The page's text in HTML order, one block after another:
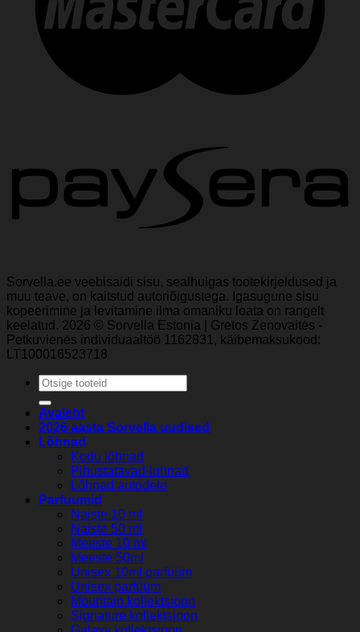
Sorvella.ee veebisaidi sisu, sealhulgas tootekirjeldused ja
muu teave, on kaitstud autoriõigustega. Igasugune sisu
kopeerimine ja levitamine ilma omaniku loata on rangelt
keelatud. 2026 © Sorvella Estonia | Gretos Zenovaitės -
Petkuvienės individuaaltöö 1162831, käibemaksukood:
LT100016523718
Otsi:
Avaleht
2026 aasta Sorvella uudised
Lõhnad
Kodu lõhnad
Pihustatavad-lohnad
Lõhnad autodele
Parfuumid
Naiste 10 ml
Naiste 50 ml
Meeste 10 ml
Meeste 50ml
Unisex 10ml parfüüm
Unisex parfüüm
Mountain kollektsioon
Signature kollektsioon